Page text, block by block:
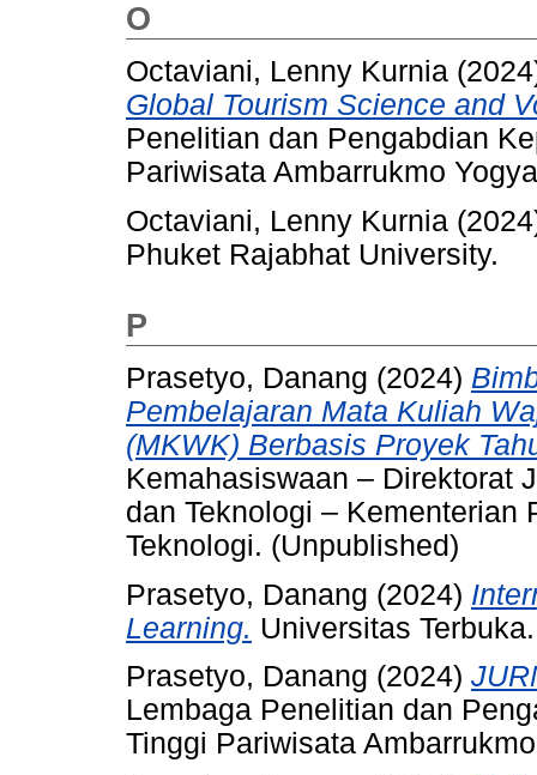
O
Octaviani, Lenny Kurnia
Global Tourism Science and
Penelitian dan Pengabdian
Pariwisata Ambarrukmo
Octaviani, Lenny Kurnia
Phuket Rajabhat University.
P
Prasetyo, Danang (2024)
Pembelajaran Mata Kuliah
(MKWK) Berbasis Proyek
Kemahasiswaan – Direktorat
dan Teknologi – Kementerian
Teknologi. (Unpublished)
Prasetyo, Danang (2024)
Learning. Universitas
Prasetyo, Danang (2024)
Lembaga Penelitian dan
Tinggi Pariwisata